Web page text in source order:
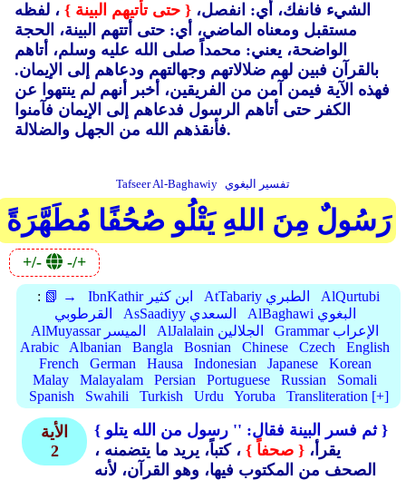
الشيء فانفك، أي: انفصل، { حتى تأتيهم البينة } ، لفظه
مستقبل ومعناه الماضي، أي: حتى أتتهم البينة، الحجة
الواضحة، يعني: محمداً صلى الله عليه وسلم، أتاهم
بالقرآن فبين لهم ضلالاتهم وجهالتهم ودعاهم إلى الإيمان.
فهذه الآية فيمن آمن من الفريقين، أخبر أنهم لم ينتهوا عن
الكفر حتى أتاهم الرسول فدعاهم إلى الإيمان فآمنوا
فأنقذهم الله من الجهل والضلالة.
Tafseer Al-Baghawiy تفسير البغوي
رَسُولٌ مِنَ اللهِ يَتْلُو صُحُفًا مُطَهَّرَةً
+/- -/+
: 📗 → IbnKathir ابن كثير AtTabariy الطبري
AlQurtubi
القرطوبي
AsSaadiyy السعدي
AlBaghawi البغوي
AlMuyassar الميسر
AlJalalain الجلالين
Grammar الإعراب
Arabic
Albanian Bangla Bosnian Chinese Czech
English
French
German Hausa Indonesian Japanese
Korean
Malay
Malayalam Persian Portuguese Russian
Somali
Spanish
Swahili Turkish Urdu Yoruba Transliteration [+]
الأية
2
{ ثم فسر البينة فقال:'' رسول من الله يتلو }
، يقرأ، { صحفاً } ، كتباً، يريد ما يتضمنه
الصحف من المكتوب فيها، وهو القرآن، لأنه